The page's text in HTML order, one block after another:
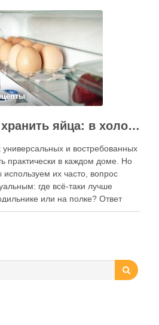
блюд и добавлять новые
Как правильно хранить яйца: в холодильнике или на полке?
и востребованных
практически в каждом доме. Но
их часто, вопрос
где всё-таки лучше
или на полке? Ответ
включая температуру